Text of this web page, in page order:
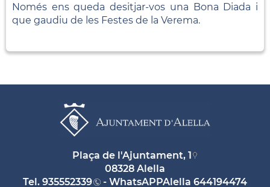
Només ens queda desitjar-vos una Bona Diada i
que gaudiu de les Festes de la Verema.
Plaça de l'Ajuntament, 1
08328 Alella
Tel. 935552339 - WhatsAPPAlella 644194474